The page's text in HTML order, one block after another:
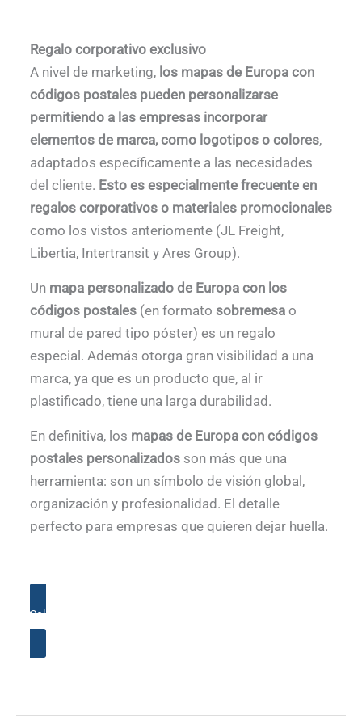
Regalo corporativo exclusivo
A nivel de marketing, los mapas de Europa con
códigos postales pueden personalizarse
permitiendo a las empresas incorporar
elementos de marca, como logotipos o colores,
adaptados específicamente a las necesidades
del cliente. Esto es especialmente frecuente en
regalos corporativos o materiales promocionales
como los vistos anteriomente (JL Freight,
Libertia, Intertransit y Ares Group).
Un mapa personalizado de Europa con los
códigos postales (en formato sobremesa o
mural de pared tipo póster) es un regalo
especial. Además otorga gran visibilidad a una
marca, ya que es un producto que, al ir
plastificado, tiene una larga durabilidad.
En definitiva, los mapas de Europa con códigos
postales personalizados son más que una
herramienta: son un símbolo de visión global,
organización y profesionalidad. El detalle
perfecto para empresas que quieren dejar huella.
Solicita presupuesto para Mapas de Europa con Códigos